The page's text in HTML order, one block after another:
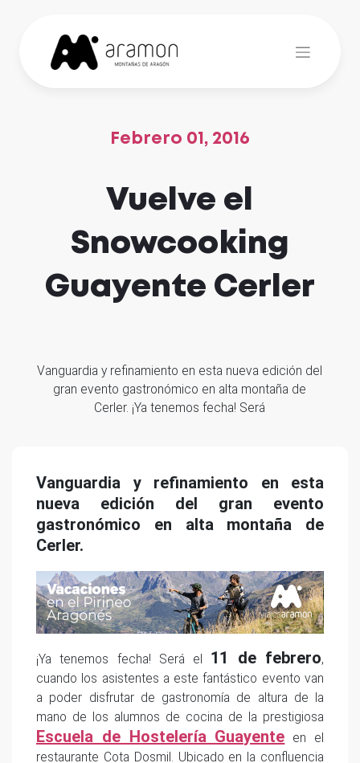
Febrero 01, 2016
Vuelve el
Snowcooking
Guayente Cerler
Vanguardia y refinamiento en esta nueva edición del
gran evento gastronómico en alta montaña de
Cerler. ¡Ya tenemos fecha! Será
Vanguardia y refinamiento en esta
nueva edición del gran evento
gastronómico en alta montaña de
Cerler.
¡Ya tenemos fecha! Será el 11 de febrero,
cuando los asistentes a este fantástico evento van
a poder disfrutar de gastronomía de altura de la
mano de los alumnos de cocina de la prestigiosa
Escuela de Hostelería Guayente en el
restaurante Cota Dosmil. Ubicado en la confluencia